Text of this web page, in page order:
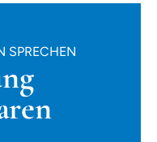
SPRECHEN